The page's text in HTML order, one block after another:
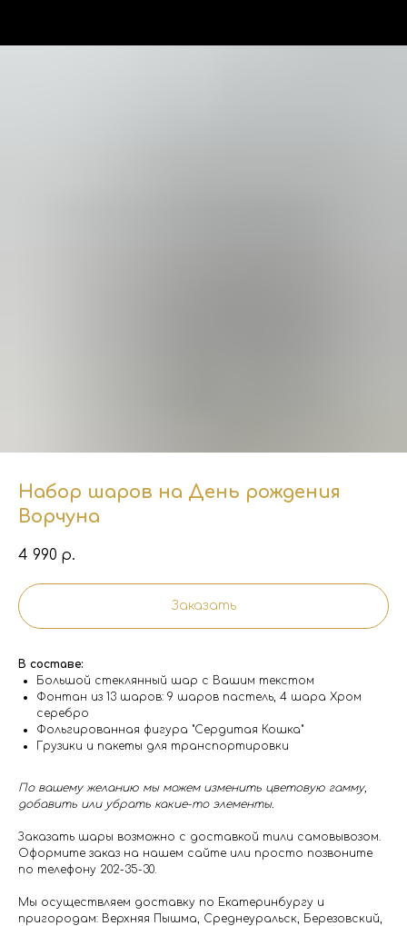
Набор шаров на День рождения
Ворчуна
4 990 р.
Заказать
В составе:
Большой стеклянный шар с Вашим текстом
Фонтан из 13 шаров: 9 шаров пастель, 4 шара Хром
серебро
Фольгированная фигура "Сердитая Кошка"
Грузики и пакеты для транспортировки
По вашему желанию мы можем изменить цветовую гамму,
добавить или убрать какие-то элементы.
Заказать шары возможно с доставкой тили самовывозом.
Оформите заказ на нашем сайте или просто позвоните
по телефону 202-35-30.
Мы осуществляем доставку по Екатеринбургу и
пригородам: Верхняя Пышма, Среднеуральск, Березовский,